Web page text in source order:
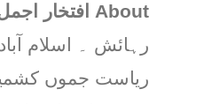
About افتخار اجمل بھوپال
رہائش ۔ اسلام
ریاست جموں